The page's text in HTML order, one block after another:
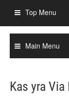
content
Top Menu
Main Menu
Kas yra Via